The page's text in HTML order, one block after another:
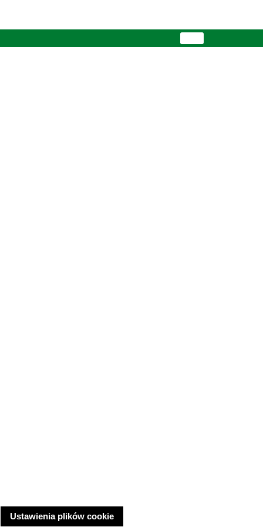
Ustawienia plików cookie